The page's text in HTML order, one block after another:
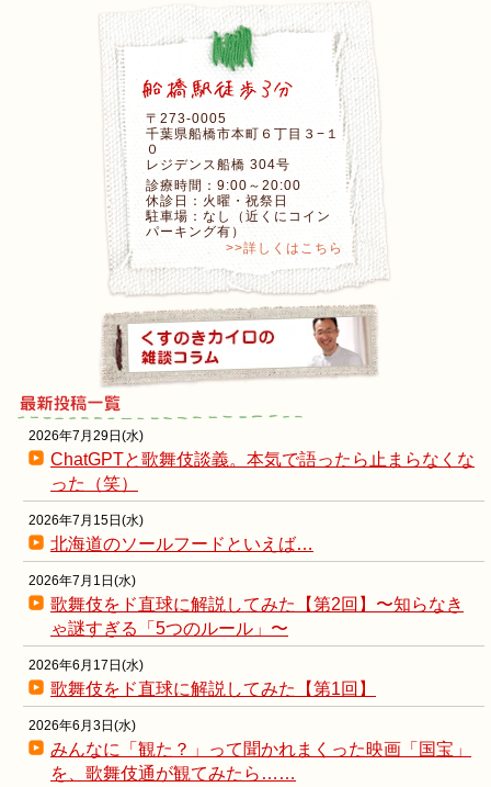
〒273-0005
千葉県船橋市本町６丁目３−１
０
レジデンス船橋 304号
診療時間：9:00～20:00
休診日：火曜・祝祭日
駐車場：なし（近くにコイン
パーキング有）
>>詳しくはこちら
2026年7月29日(水)
ChatGPTと歌舞伎談義。本気で語ったら止まらなくな
った（笑）
2026年7月15日(水)
北海道のソールフードといえば…
2026年7月1日(水)
歌舞伎をド直球に解説してみた【第2回】〜知らなき
ゃ謎すぎる「5つのルール」〜
2026年6月17日(水)
歌舞伎をド直球に解説してみた【第1回】
2026年6月3日(水)
みんなに「観た？」って聞かれまくった映画「国宝」
を、歌舞伎通が観てみたら……